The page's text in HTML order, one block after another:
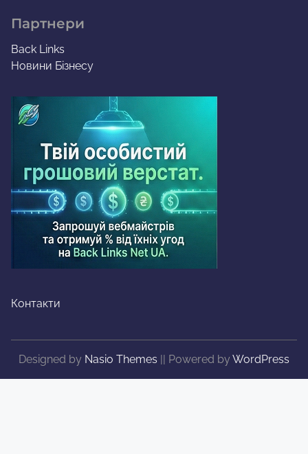
Партнери
Back Links
Новини Бізнесу
Контакти
Designed by Nasio Themes || Powered by WordPress